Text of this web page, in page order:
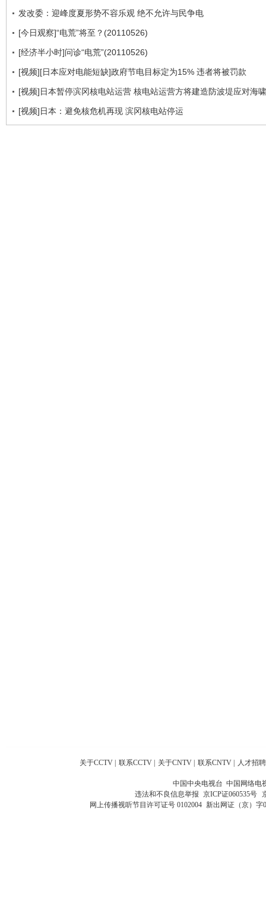
发改委：迎峰度夏形势不容乐观 绝不允许与民争电
[今日观察]“电荒”将至？(20110526)
[经济半小时]问诊“电荒”(20110526)
[视频][日本应对电能短缺]政府节电目标定为15% 违者将被罚款
[视频]日本暂停滨冈核电站运营 核电站运营方将建造防波堤应对海啸
[视频]日本：避免核危机再现 滨冈核电站停运
关于CCTV 联系CCTV 关于CNTV 联系CNTV 人才招聘
中国中央电视台 中国网络电
违法和不良信息举报 京ICP证060535号
网上传播视听节目许可证号 0102004 新出网证（京）